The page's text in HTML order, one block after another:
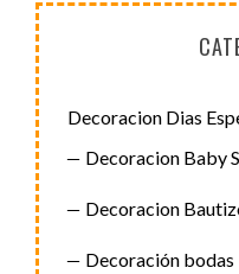
Decoracion Dias
Decoracion Baby
Decoracion
Decoración bodas